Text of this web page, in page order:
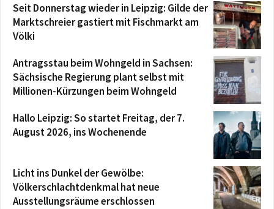
Seit Donnerstag wieder in Leipzig: Gilde der
Marktschreier gastiert mit Fischmarkt am
Völki
Antragsstau beim Wohngeld in Sachsen:
Sächsische Regierung plant selbst mit
Millionen-Kürzungen beim Wohngeld
Hallo Leipzig: So startet Freitag, der 7.
August 2026, ins Wochenende
Licht ins Dunkel der Gewölbe:
Völkerschlachtdenkmal hat neue
Ausstellungsräume erschlossen